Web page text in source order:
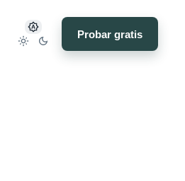
Probar gratis